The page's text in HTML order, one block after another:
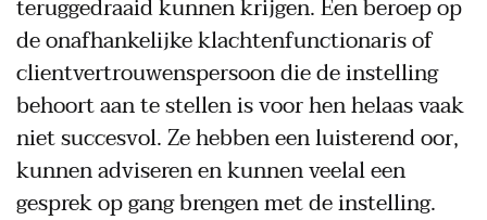
teruggedraaid kunnen krijgen. Een beroep op
de onafhankelijke klachtenfunctionaris of
clientvertrouwenspersoon die de instelling
behoort aan te stellen is voor hen helaas vaak
niet succesvol. Ze hebben een luisterend oor,
kunnen adviseren en kunnen veelal een
gesprek op gang brengen met de instelling.